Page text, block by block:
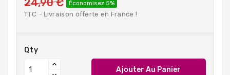
Économisez 5%
TTC Livraison offerte en France !
Qty
Ajouter Au Panier